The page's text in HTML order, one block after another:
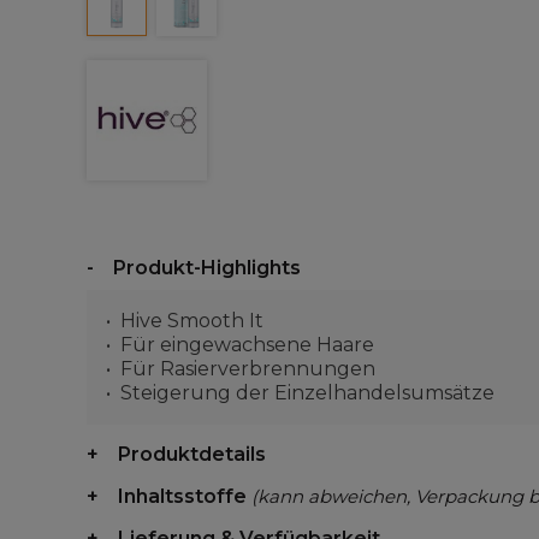
Produkt-Highlights
Hive Smooth It
Für eingewachsene Haare
Für Rasierverbrennungen
Steigerung der Einzelhandelsumsätze
Produktdetails
Inhaltsstoffe (kann abweichen, Verpackung